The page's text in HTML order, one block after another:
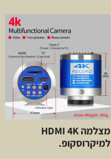
מצלמה HDMI 4K
למיקרוסקופ.